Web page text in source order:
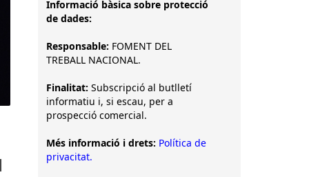
Informació bàsica sobre protecció
de dades:
Responsable: FOMENT DEL
TREBALL NACIONAL.
Finalitat: Subscripció al butlletí
informatiu i, si escau, per a
prospecció comercial.
Més informació i drets: Política de
privacitat.